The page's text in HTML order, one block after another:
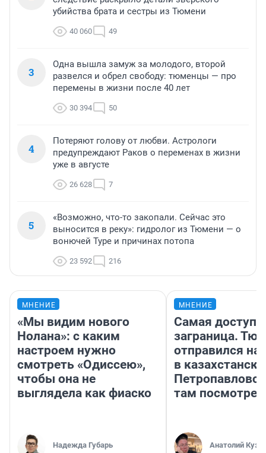
убийства брата и сестры из Тюмени
40 060 49
3
Одна вышла замуж за молодого, второй
развелся и обрел свободу: тюменцы — про
перемены в жизни после 40 лет
30 394 50
4
Потеряют голову от любви. Астрологи
предупреждают Раков о переменах в жизни
уже в августе
26 628 7
5
«Возможно, что-то закопали. Сейчас это
выносится в реку»: гидролог из Тюмени — о
вонючей Туре и причинах потопа
23 592 216
МНЕНИЕ
«Мы видим нового
Нолана»: с каким
настроем нужно
смотреть «Одиссею»,
чтобы она не
выглядела как фиаско
Надежда Губарь
МНЕНИЕ
Самая
заграница.
отправился
в
там
Анатолий